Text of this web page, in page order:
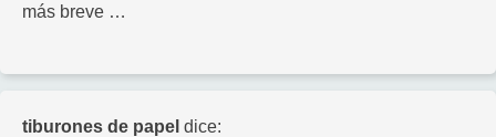
más breve …
tiburones de papel dice: